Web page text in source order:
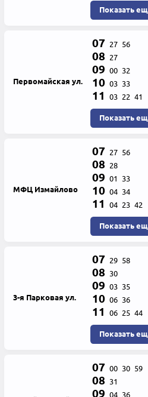
Показать
Первомайская ул.
07 27 56
08 27
09 00 32
10 03 33
11 03 22 41
Показать
МФЦ Измайлово
07 27 56
08 28
09 01 33
10 04 34
11 04 23 42
Показать
3-я Парковая ул.
07 29 58
08 30
09 03 35
10 06 36
11 06 25 44
Показать
07 00 30 59
08 31
09 04 36